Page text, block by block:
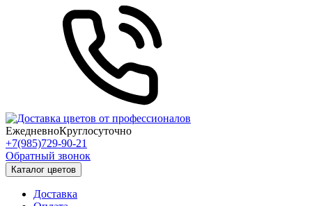
ЕжедневноКруглосуточно
+7(985)729-90-21
Обратный звонок
Каталог цветов
Доставка